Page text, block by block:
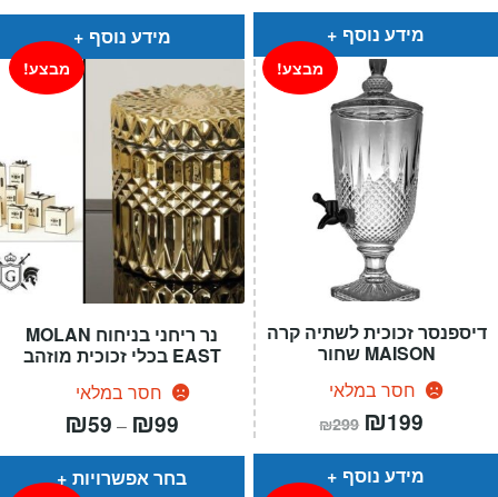
היה:
₪549.
הוא:
מידע נוסף
היה:
₪139.
הוא:
מידע נוסף
נר ריחני בניחוח MOLAN
EAST בכלי זכוכית מוזהב
חסר במלאי
מבצע!
₪59 – ₪99
⁦₪59⁩
עד
בחר אפשרויות
דיספנסר זכוכית לשתיה קרה
MAISON שחור
חסר במלאי
מבצע!
₪299 המחיר
המקורי
היה:
₪299.
₪199
הוא:
מידע נוסף